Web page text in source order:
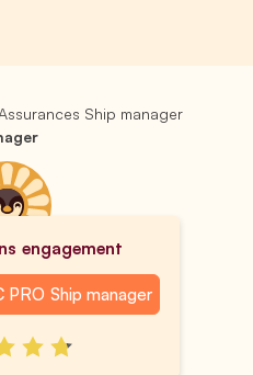
Ship manager
engagement
PRO Ship manager